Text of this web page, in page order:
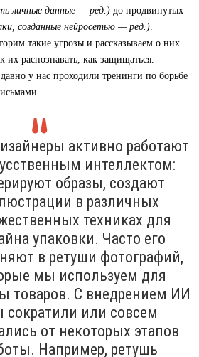
личные данные — ред.) до продвинутых
созданные нейросетью — ред.)
такие угрозы и рассказываем о них
распознавать, как защищаться.
у нас проходили тренинги по борьбе
активно работают
интеллектом:
образы, создают
в различных
техниках для
упаковки. Часто его
в ретуши фотографий,
мы используем для
товаров. С внедрением ИИ
сократили или совсем
от некоторых этапов
Например, ретушь